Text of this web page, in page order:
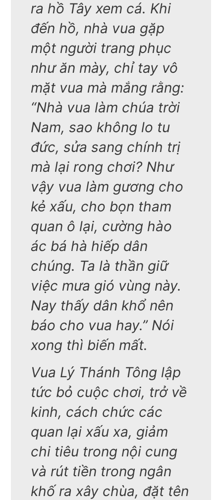
ra hồ Tây xem cá. Khi
đến hồ, nhà vua gặp
một người trang phục
như ăn mày, chỉ tay vô
mặt vua mà mắng rằng:
“Nhà vua làm chúa trời
Nam, sao không lo tu
đức, sửa sang chính trị
mà lại rong chơi? Như
vậy vua làm gương cho
kẻ xấu, cho bọn tham
quan ô lại, cường hào
ác bá hà hiếp dân
chúng. Ta là thần giữ
việc mưa gió vùng này.
Nay thấy dân khổ nên
báo cho vua hay.” Nói
xong thì biến mất.
Vua Lý Thánh Tông lập
tức bỏ cuộc chơi, trở về
kinh, cách chức các
quan lại xấu xa, giảm
chi tiêu trong nội cung
và rút tiền trong ngân
khố ra xây chùa, đặt tên